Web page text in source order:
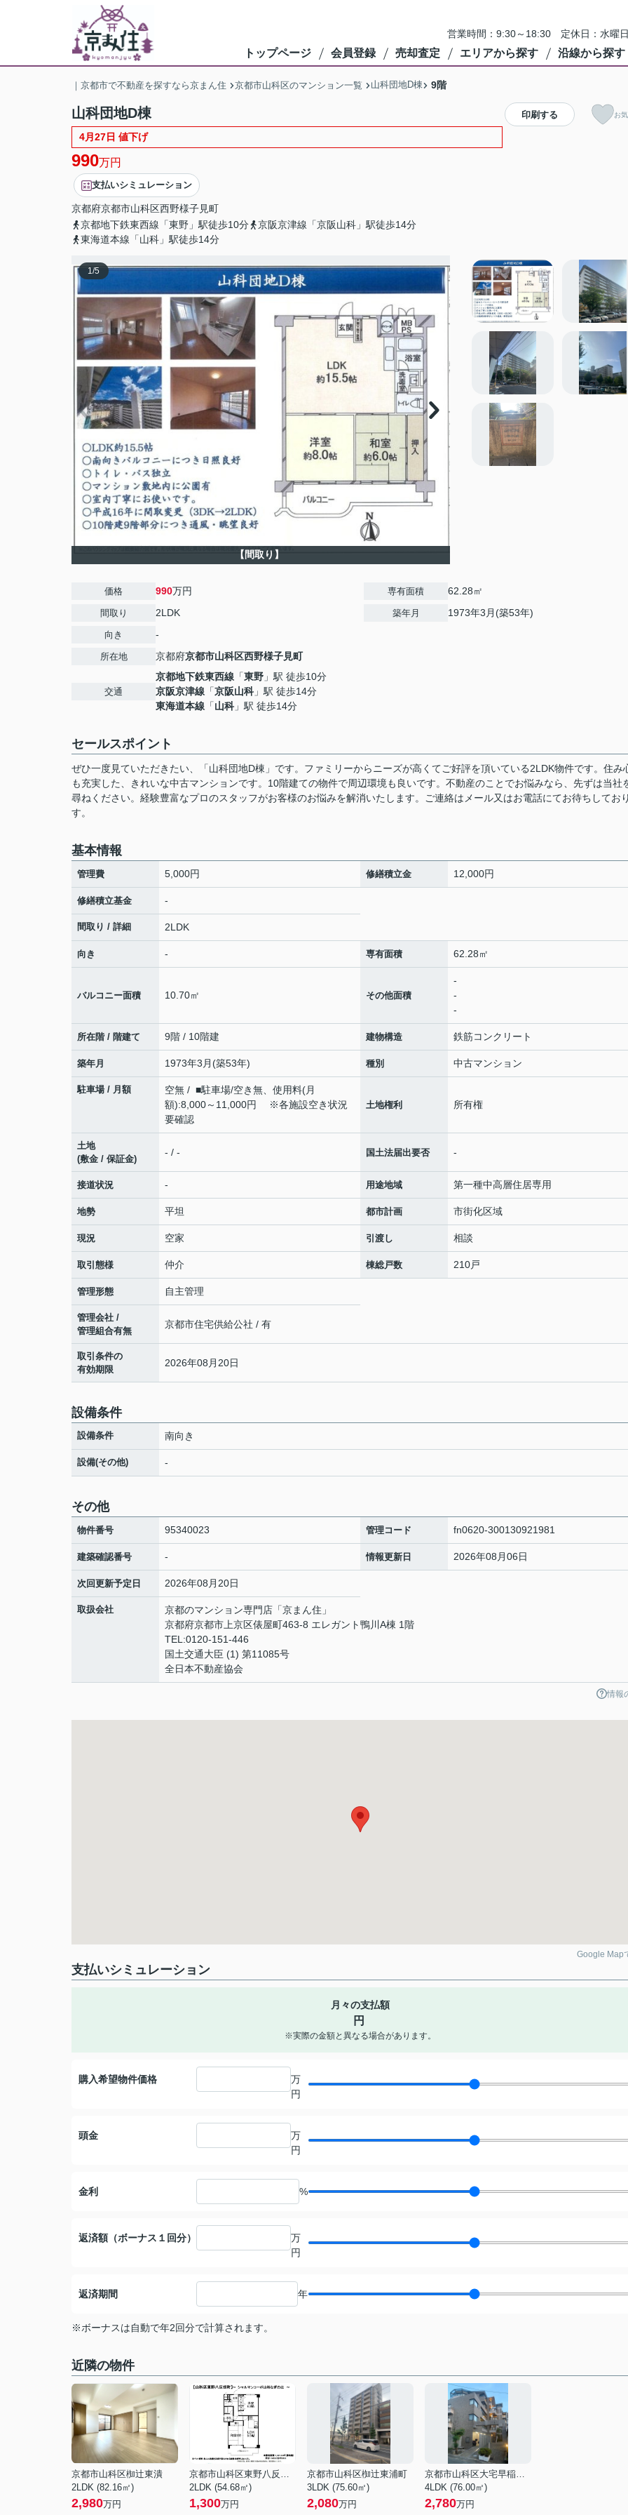
営業時間：9:30～18:30 定休日：水曜
トップページ 会員登録 売却査定 エリアから探す 沿線から探す
｜京都市で不動産を探すなら京まん住 京都市山科区のマンション一覧 山科団地D棟 9階
山科団地D棟
4月27日 値下げ
990万円
支払いシミュレーション
京都府京都市山科区西野様子見町
京都地下鉄東西線「東野」駅徒歩10分
京阪京津線「京阪山科」駅徒歩14分
東海道本線「山科」駅徒歩14分
印刷する お
1/5
【間取り】
価格 990万円
間取り 2LDK
向き -
所在地 京都府京都市山科区西野様子見町
交通
京都地下鉄東西線 「東野 」駅 徒歩10分
京阪京津線 「京阪山科 」駅 徒歩14分
東海道本線 「山科 」駅 徒歩14分
専有面積 62.28㎡
築年月 1973年3月(築53年)
セールスポイント
ぜひ一度見ていただきたい、「山科団地D棟」です。ファミリーからニーズが高くてご好評を頂いている2LDK物件です。住み
も充実した、きれいな中古マンションです。10階建ての物件で周辺環境も良いです。不動産のことでお悩みなら、先ずは当社
尋ねください。経験豊富なプロのスタッフがお客様のお悩みを解消いたします。ご連絡はメール又はお電話にてお待ちしてお
す。
基本情報
管理費 5,000円 修繕積立金 12,000円
修繕積立基金 -
間取り / 詳細 2LDK
向き - 専有面積 62.28㎡
バルコニー面積 10.70㎡ その他面積
-
-
-
所在階 / 階建て 9階 / 10階建 建物構造 鉄筋コンクリート
築年月 1973年3月(築53年) 種別 中古マンション
駐車場 / 月額
空無 / ■駐車場/空き無、使用料(月
額):8,000～11,000円 ※各施設空き状況
要確認
土地権利 所有権
土地
(敷金 / 保証金)
- / - 国土法届出要否 -
接道状況 - 用途地域 第一種中高層住居専用
地勢 平坦 都市計画 市街化区域
現況 空家 引渡し 相談
取引態様 仲介 棟総戸数 210戸
管理形態 自主管理
管理会社 /
管理組合有無
京都市住宅供給公社 / 有
取引条件の
有効期限
2026年08月20日
設備条件
設備条件 南向き
設備(その他) -
その他
物件番号 95340023 管理コード fn0620-300130921981
建築確認番号 - 情報更新日 2026年08月06日
次回更新予定日 2026年08月20日
取扱会社
京都のマンション専門店「京まん住」
京都府京都市上京区俵屋町463-8 エレガント鴨川A棟 1階
TEL:0120-151-446
国土交通大臣 (1) 第11085号
全日本不動産協会
情報
Google Map
支払いシミュレーション
月々の支払額
円
※実際の金額と異なる場合があります。
購入希望物件価格
万
円
頭金
万
円
金利 %
返済額（ボーナス１回分）
万
円
返済期間 年
※ボーナスは自動で年2回分で計算されます。
近隣の物件
京都市山科区椥辻東潰
2LDK (82.16㎡)
2,980万円
京都市山科区東野八反畑町
2LDK (54.68㎡)
1,300万円
京都市山科区椥辻東浦町
3LDK (75.60㎡)
2,080万円
京都市山科区大宅早稲ノ内町
4LDK (76.00㎡)
2,780万円